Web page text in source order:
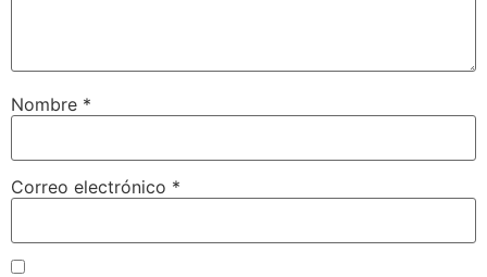
Nombre *
Correo electrónico *